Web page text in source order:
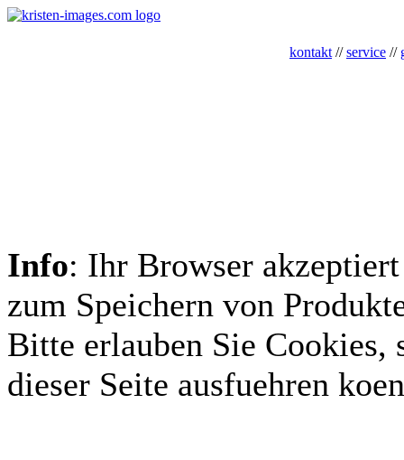
kontakt //service //
Info: Ihr Browser
zum Speichern von
Bitte erlauben Sie Cookies,
dieser Seite ausfuehren